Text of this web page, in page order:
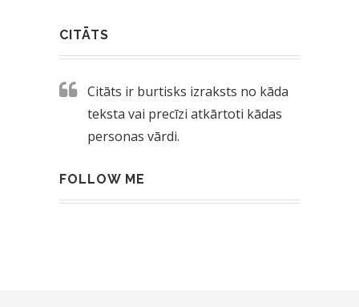
CITĀTS
Citāts ir burtisks izraksts no kāda
teksta vai precīzi atkārtoti kādas
personas vārdi.
FOLLOW ME